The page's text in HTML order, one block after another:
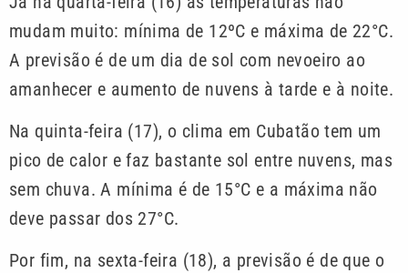
mudam muito: mínima de 12ºC e máxima de 22°C.
A previsão é de um dia de sol com nevoeiro ao
amanhecer e aumento de nuvens à tarde e à noite.
Na quinta-feira (17), o clima em Cubatão tem um
pico de calor e faz bastante sol entre nuvens, mas
sem chuva. A mínima é de 15°C e a máxima não
deve passar dos 27°C.
Por fim, na sexta-feira (18), a previsão é de que o